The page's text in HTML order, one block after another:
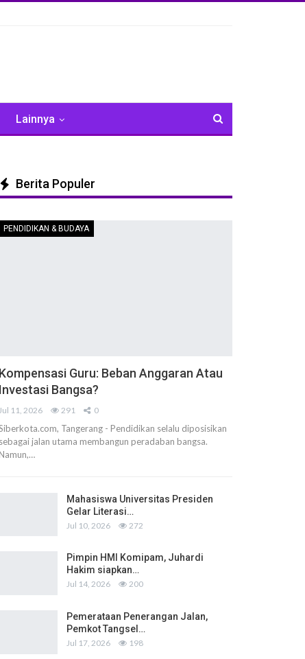
Lainnya
Berita Populer
PENDIDIKAN & BUDAYA
Kompensasi Guru: Beban Anggaran Atau
Investasi Bangsa?
Jul 11, 2026 291 0
Tangerang - Pendidikan selalu diposisikan
sebagai jalan utama membangun peradaban bangsa.
Namun,…
Mahasiswa Universitas Presiden
Gelar Literasi…
Jul 10, 2026 272
Pimpin HMI Komipam, Juhardi
Hakim siapkan…
Jul 14, 2026 200
Pemerataan Penerangan Jalan,
Pemkot Tangsel…
Jul 17, 2026 198